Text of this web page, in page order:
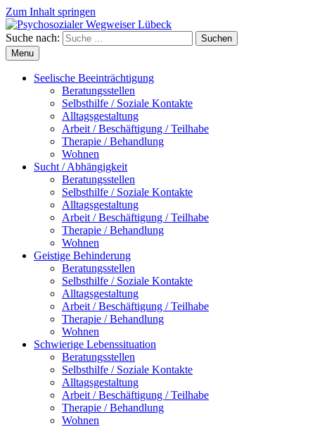
Zum Inhalt springen
Suche nach:
Suchen
Menu
Seelische Beeinträchtigung
Beratungsstellen
Selbsthilfe / Soziale Kontakte
Alltagsgestaltung
Arbeit / Beschäftigung / Teilhabe
Therapie / Behandlung
Wohnen
Sucht / Abhängigkeit
Beratungsstellen
Selbsthilfe / Soziale Kontakte
Alltagsgestaltung
Arbeit / Beschäftigung / Teilhabe
Therapie / Behandlung
Wohnen
Geistige Behinderung
Beratungsstellen
Selbsthilfe / Soziale Kontakte
Alltagsgestaltung
Arbeit / Beschäftigung / Teilhabe
Therapie / Behandlung
Wohnen
Schwierige Lebenssituation
Beratungsstellen
Selbsthilfe / Soziale Kontakte
Alltagsgestaltung
Arbeit / Beschäftigung / Teilhabe
Therapie / Behandlung
Wohnen